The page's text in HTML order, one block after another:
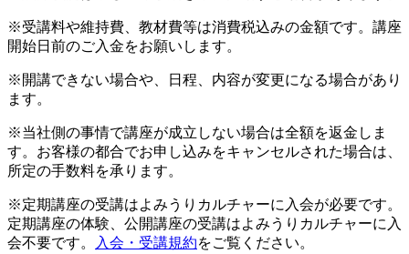
※受講料や維持費、教材費等は消費税込みの金額です。講座
開始日前のご入金をお願いします。
※開講できない場合や、日程、内容が変更になる場合があり
ます。
※当社側の事情で講座が成立しない場合は全額を返金しま
す。お客様の都合でお申し込みをキャンセルされた場合は、
所定の手数料を承ります。
※定期講座の受講はよみうりカルチャーに入会が必要です。
定期講座の体験、公開講座の受講はよみうりカルチャーに入
会不要です。
入会・受講規約をご覧ください。